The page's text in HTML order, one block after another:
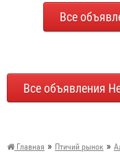
Все
Все объявления
Главная » Птичий рынок »